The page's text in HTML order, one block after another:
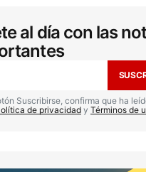
de correo electrónico no
campos obligatorios
*
al día con las
Suscribirse, confirma que ha
de privacidad y Términos de